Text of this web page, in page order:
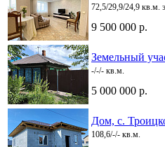
72,5/29,9/24,9 кв.м.
9 500 000 р.
Земельный
-/-/- кв.м.
5 000 000 р.
Дом, с.
108,6/-/- кв.м.